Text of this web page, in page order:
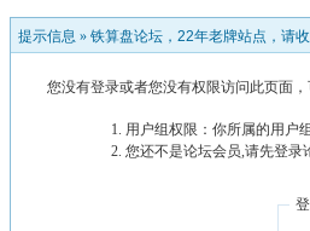
提示信息 » 铁算盘论坛，22年老牌站点，请
您没有登录或者您没有权限访问此页面
用户组权限：你所属的用户
您还不是论坛会员,请先登录